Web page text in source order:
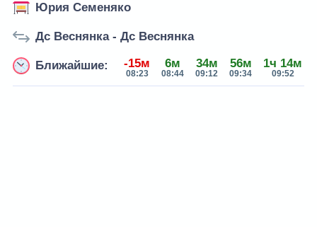
Юрия Семеняко
Дс Веснянка - Дс Веснянка
Ближайшие: -15м
08:23
6м
08:44
34м
09:12
56м
09:34
1ч 14м
09:52